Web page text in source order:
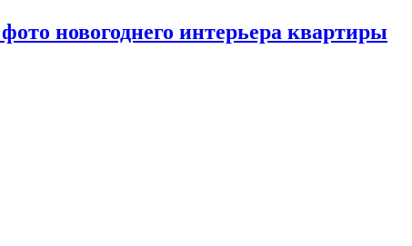
новогоднего интерьера квартиры